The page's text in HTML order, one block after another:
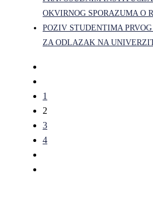
OKVIRNOG SPORAZUMA O
POZIV STUDENTIMA
ZA ODLAZAK NA
1
2
3
4